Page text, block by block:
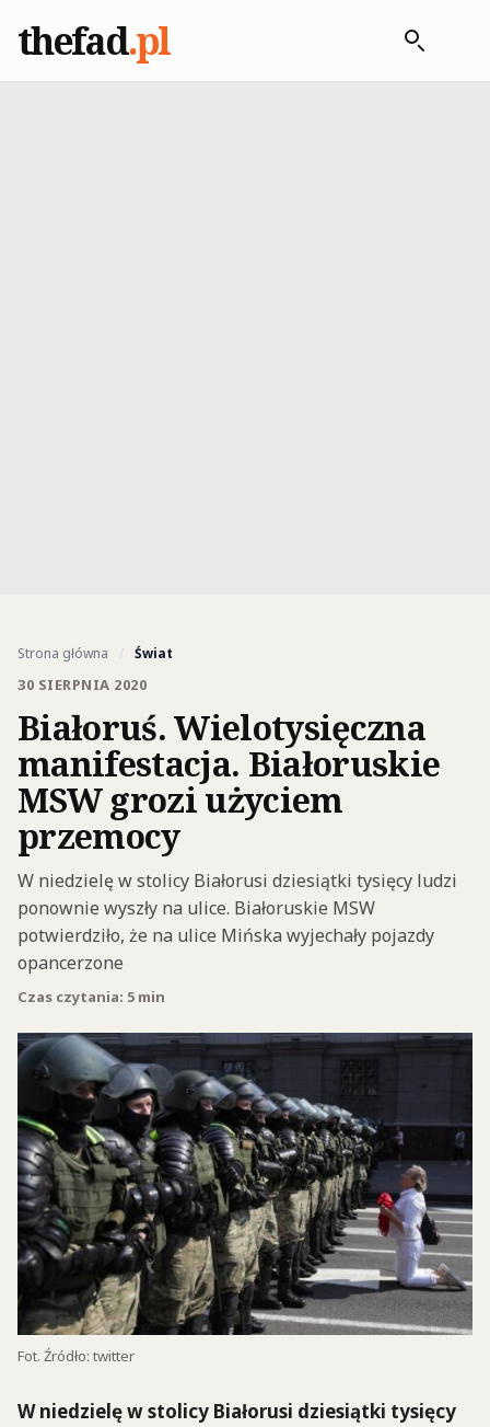
thefad.pl
Strona główna / Świat
30 SIERPNIA 2020
Białoruś. Wielotysięczna
manifestacja. Białoruskie
MSW grozi użyciem
przemocy
W niedzielę w stolicy Białorusi dziesiątki tysięcy ludzi
ponownie wyszły na ulice. Białoruskie MSW
potwierdziło, że na ulice Mińska wyjechały pojazdy
opancerzone
Czas czytania: 5 min
Fot. Źródło: twitter
W niedzielę w stolicy Białorusi dziesiątki tysięcy